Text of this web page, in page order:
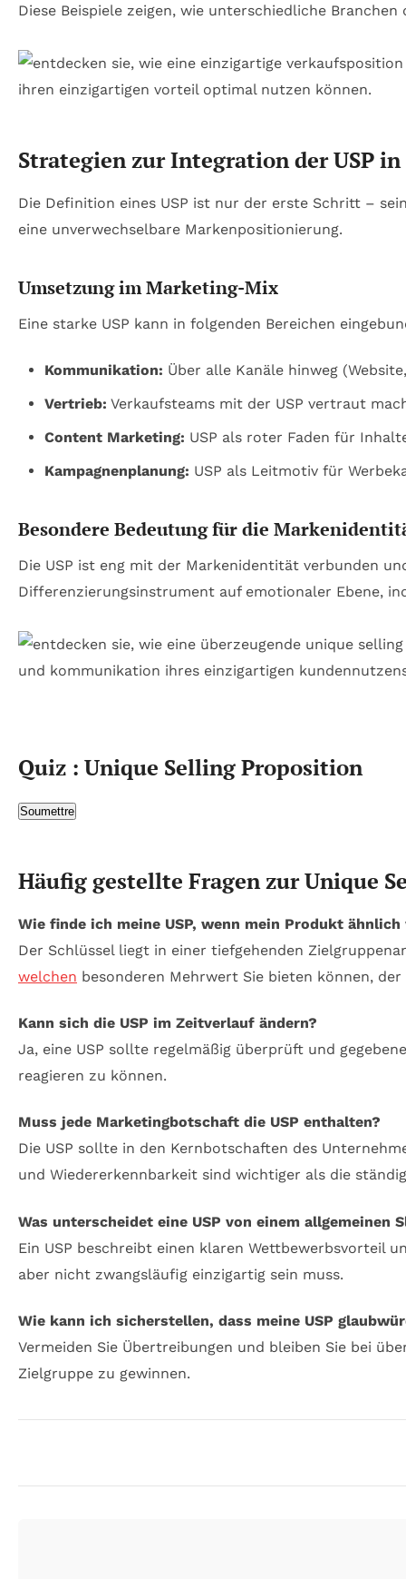
Diese Beispiele zeigen, wie unterschiedliche
Strategien zur Integration der USP
Die Definition eines USP ist nur der erste Schritt –
eine unverwechselbare Markenpositionierung.
Umsetzung im Marketing-Mix
Eine starke USP kann in folgenden Bereichen
Kommunikation: Über alle Kanäle hinweg
Vertrieb: Verkaufsteams mit der USP vertraut
Content Marketing: USP als roter Faden für
Kampagnenplanung: USP als Leitmotiv für
Besondere Bedeutung für die
Die USP ist eng mit der Markenidentität verbunden
Differenzierungsinstrument auf emotionaler Ebene,
Quiz : Unique Selling Proposition
Soumettre
Häufig gestellte Fragen zur Unique
Wie finde ich meine USP, wenn mein Produkt
Der Schlüssel liegt in einer tiefgehenden
welchen besonderen Mehrwert Sie bieten können,
Kann sich die USP im Zeitverlauf ändern?
Ja, eine USP sollte regelmäßig überprüft und
reagieren zu können.
Muss jede Marketingbotschaft die USP enthalten?
Die USP sollte in den Kernbotschaften des
und Wiedererkennbarkeit sind wichtiger als die
Was unterscheidet eine USP von einem allgemeinen
Ein USP beschreibt einen klaren Wettbewerbsvorteil
aber nicht zwangsläufig einzigartig sein muss.
Wie kann ich sicherstellen, dass meine USP
Vermeiden Sie Übertreibungen und bleiben Sie bei
Zielgruppe zu gewinnen.